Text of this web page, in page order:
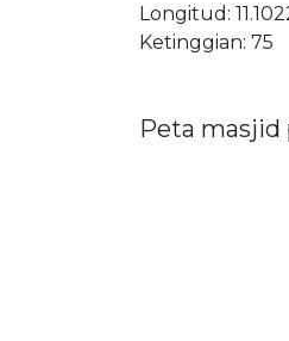
Longitud:
Ketinggian: 75
Peta masjid